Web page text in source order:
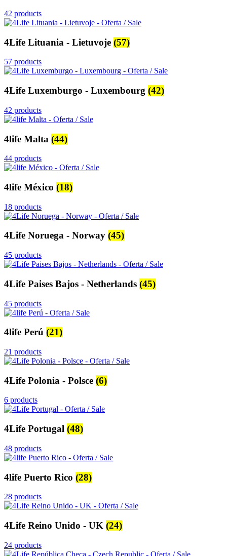
42 products
4Life Lituania - Lietuvoje (57)
57 products
4Life Luxemburgo - Luxembourg (42)
42 products
4life Malta (44)
44 products
4life México (18)
18 products
4Life Noruega - Norway (45)
45 products
4Life Paises Bajos - Netherlands (45)
45 products
4life Perú (21)
21 products
4Life Polonia - Polsce (6)
6 products
4Life Portugal (48)
48 products
4life Puerto Rico (28)
28 products
4Life Reino Unido - UK (24)
24 products